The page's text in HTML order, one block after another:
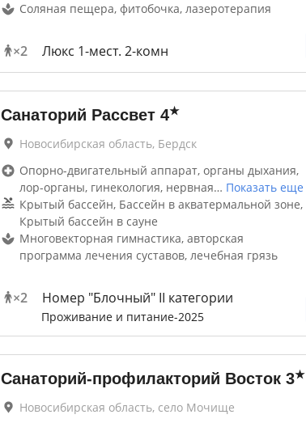
Соляная пещера, фитобочка, лазеротерапия
×2 Люкс 1-мест. 2-комн
Санаторий Рассвет 4★
Новосибирская область, Бердск
Опорно-двигательный аппарат, органы дыхания,
лор-органы, гинекология, нервная… Показать еще
Крытый бассейн, Бассейн в акватермальной зоне,
Крытый бассейн в сауне
Многовекторная гимнастика, авторская
программа лечения суставов, лечебная грязь
×2 Номер "Блочный" II категории
Проживание и питание-2025
Санаторий-профилакторий Восток 3★
Новосибирская область, село Мочище